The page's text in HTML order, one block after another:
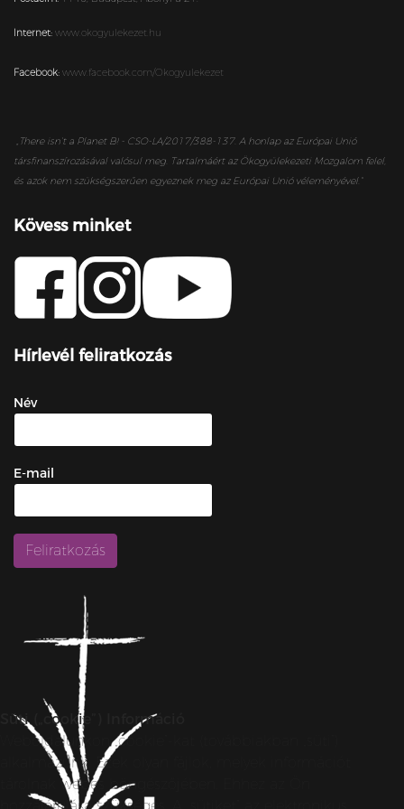
Internet: www.okogyulekezet.hu
Facebook: www.facebook.com/Okogyulekezet
„ There isn’t a Planet B! - CSO-LA/2017/388-137. A honlap az Európai Unió
társfinanszírozásával valósul meg. Tartalmáért az Ökogyülekezeti Mozgalom felel,
és azok nem szükségszerűen egyeznek meg az Európai Unió véleményével.”
Kövess minket
Hírlevél feliratkozás
Név
E-mail
Süti („cookie”) Információ
Weboldalunkon „cookie”-kat (továbbiakban „süti”)
alkalmazunk. Ezek olyan fájlok, melyek információt
tárolnak webes böngészőjében. Ehhez az Ön